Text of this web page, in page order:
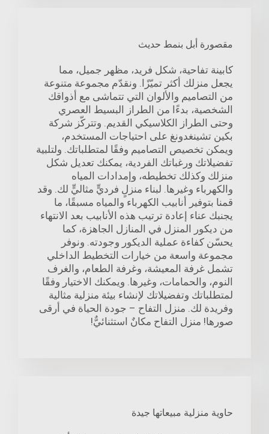
مقصورة أبل بنمط حديث
كابينة تفاحية، شكل فريد، مظهر جميل، مما
يجعل منزلك أكثر تميّزًا. ونقدّم مجموعة متنوعة
من التصاميم والألوان التي تتماشى مع أذواقك
الشخصية، بدءًا من الطراز البسيط العصري
وحتى الطراز الكلاسيكي القديم. وتتركّز شركة
بكين تشينغدونغ على احتياجات المستخدم،
ويمكن تخصيص التصاميم وفقًا لمتطلباتك. ولتلبية
تفضيلاتك ورغباتك الفردية، يمكنك تعديل شكل
منزلك وكذلك تخطيطه، وإمدادات المياه
والكهرباء وغيرها. لبناء منزلٍ فرديٍّ مثاليٍّ لك. وقد
قمنا بتوفير أنابيب الكهرباء والمياه مسبقًا، ما
يجنبك عناء إعادة ترتيب هذه الأنابيب بعد الانتهاء
من ديكور المنزل في المنازل الجاهزة، كما
يحسّن كفاءة عملية الديكور وجودته. ونوفر
مجموعة واسعة من خيارات التخطيط الداخلي
تشمل غرفة المعيشة، وغرفة الطعام، والغرف
النوم، والحمامات، وغيرها. ويمكنك الاختيار وفقًا
لمتطلباتك وتفضيلاتك لإنشاء بيئة منزلية مثالية
وفريدة لك. منزل التفاح – جودة الحياة في أرقى
صورها! منزل التفاح مكانٌ استثنائيٌّ!
حاوية منزلية مبيعاتها جيدة